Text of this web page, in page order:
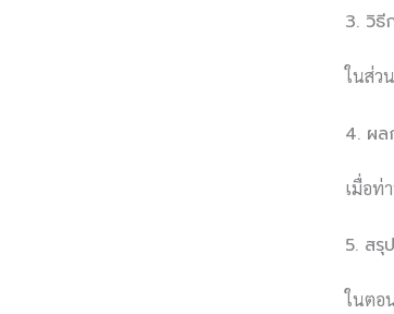
3. วิธี
ในส่ว
4. ผล
เมื่อท่
5. สรุ
ในตอ